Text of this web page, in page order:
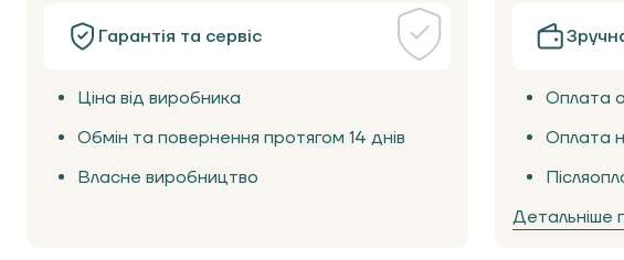
Гарантія та сервіс
Ціна від виробника
Обмін та повернення протягом 14 днів
Власне виробництво
Оплата
Оплата
Детальніше